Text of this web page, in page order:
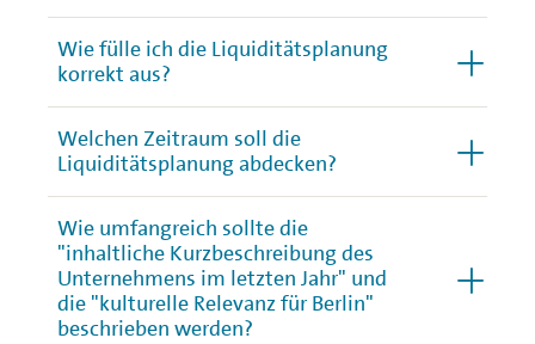
Wie fülle ich die Liquiditätsplanung
korrekt aus?
Welchen Zeitraum soll die
Liquiditätsplanung abdecken?
Wie umfangreich sollte die
"inhaltliche Kurzbeschreibung des
Unternehmens im letzten Jahr" und
die "kulturelle Relevanz für Berlin"
beschrieben werden?